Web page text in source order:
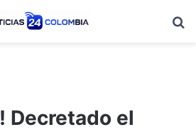
Decretado el